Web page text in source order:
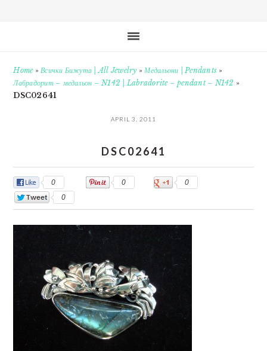
Home»Всички Бижута | All Jewelry »Медальони | Pendants »
Лабрадорит – медальон – N142 | Labradorite – pendant – N142 »
DSC02641
APRIL 3, 2011
DSC02641
0 0
0
0